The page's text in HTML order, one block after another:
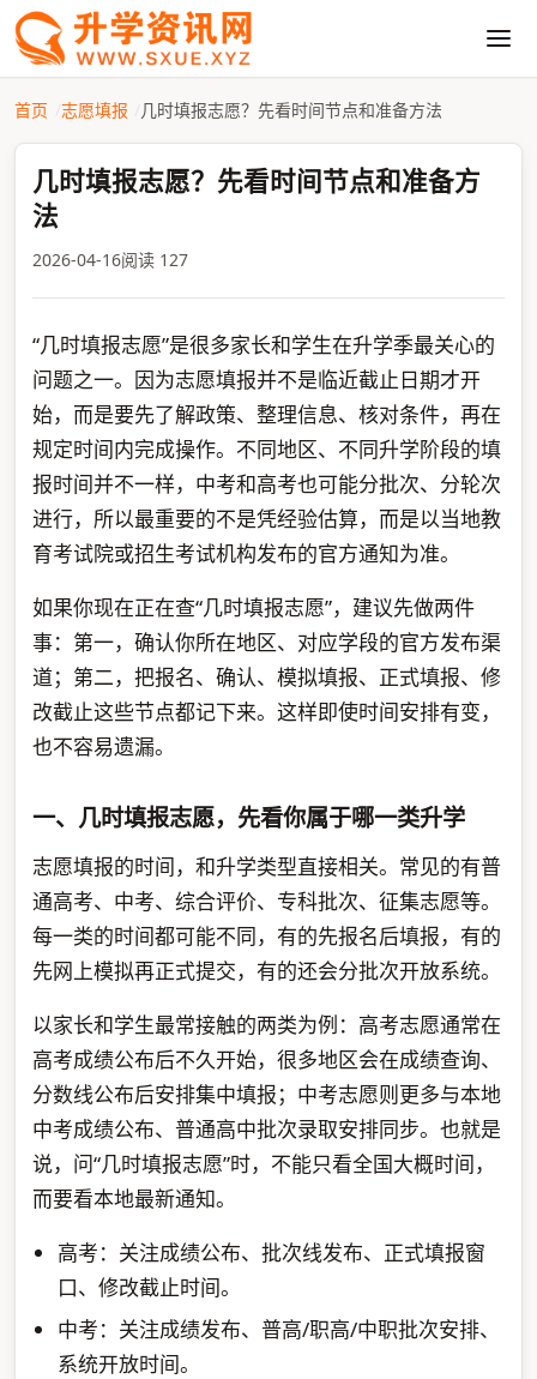
首页 志愿填报 几时填报志愿？先看时间节点和准备方法
几时填报志愿？先看时间节点和准备方
法
2026-04-16阅读 127
“几时填报志愿”是很多家长和学生在升学季最关心的
问题之一。因为志愿填报并不是临近截止日期才开
始，而是要先了解政策、整理信息、核对条件，再在
规定时间内完成操作。不同地区、不同升学阶段的填
报时间并不一样，中考和高考也可能分批次、分轮次
进行，所以最重要的不是凭经验估算，而是以当地教
育考试院或招生考试机构发布的官方通知为准。
如果你现在正在查“几时填报志愿”，建议先做两件
事：第一，确认你所在地区、对应学段的官方发布渠
道；第二，把报名、确认、模拟填报、正式填报、修
改截止这些节点都记下来。这样即使时间安排有变，
也不容易遗漏。
一、几时填报志愿，先看你属于哪一类升学
志愿填报的时间，和升学类型直接相关。常见的有普
通高考、中考、综合评价、专科批次、征集志愿等。
每一类的时间都可能不同，有的先报名后填报，有的
先网上模拟再正式提交，有的还会分批次开放系统。
以家长和学生最常接触的两类为例：高考志愿通常在
高考成绩公布后不久开始，很多地区会在成绩查询、
分数线公布后安排集中填报；中考志愿则更多与本地
中考成绩公布、普通高中批次录取安排同步。也就是
说，问“几时填报志愿”时，不能只看全国大概时间，
而要看本地最新通知。
高考：关注成绩公布、批次线发布、正式填报窗
口、修改截止时间。
中考：关注成绩发布、普高/职高/中职批次安排、
系统开放时间。